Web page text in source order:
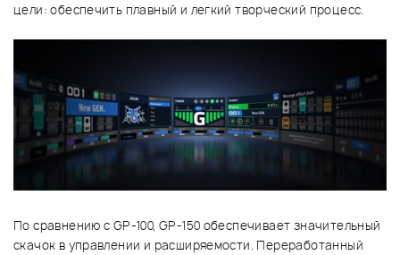
цели: обеспечить плавный и легкий творческий процесс.
По сравнению с GP-100, GP-150 обеспечивает значительный
скачок в управлении и расширяемости. Переработанный